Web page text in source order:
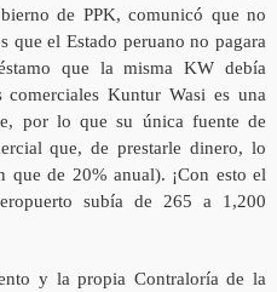
de PPK, comunicó que no
que el Estado peruano no pagara
que la misma KW debía
comerciales Kuntur Wasi es una
por lo que su única fuente de
que, de prestarle dinero, lo
que de 20% anual). ¡Con esto el
subía de 265 a 1,200
y la propia Contraloría de la